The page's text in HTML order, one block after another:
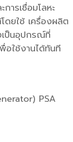
รเชื่อมโลหะ
ดยใช้ เครื่องผลิต
ป็นอุปกรณ์ที่
อใช้งานได้ทันที